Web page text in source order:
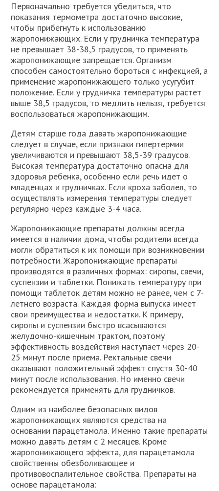
Первоначально требуется убедиться, что
показания термометра достаточно высокие,
чтобы прибегнуть к использованию
жаропонижающих. Если у грудничка температура
не превышает 38-38,5 градусов, то применять
жаропонижающие запрещается. Организм
способен самостоятельно бороться с инфекцией, а
применение жаропонижающего только усугубит
положение. Если у грудничка температуры растет
выше 38,5 градусов, то медлить нельзя, требуется
воспользоваться жаропонижающим.
Детям старше года давать жаропонижающие
следует в случае, если признаки гипертермии
увеличиваются и превышают 38,5-39 градусов.
Высокая температура достаточно опасна для
здоровья ребенка, особенно если речь идет о
младенцах и грудничках. Если кроха заболел, то
осуществлять измерения температуры следует
регулярно через каждые 3-4 часа.
Жаропонижающие препараты должны всегда
имеется в наличии дома, чтобы родители всегда
могли обратиться к их помощи при возникновении
потребности. Жаропонижающие препараты
производятся в различных формах: сиропы, свечи,
суспензии и таблетки. Понижать температуру при
помощи таблеток детям можно не ранее, чем с 7-
летнего возраста. Каждая форма выпуска имеет
свои преимущества и недостатки. К примеру,
сиропы и суспензии быстро всасываются
желудочно-кишечным трактом, поэтому
эффективность воздействия наступает через 20-
25 минут после приема. Ректальные свечи
оказывают положительный эффект спустя 30-40
минут после использования. Но именно свечи
рекомендуется применять для грудничков.
Одним из наиболее безопасных видов
жаропонижающих являются средства на
основании парацетамола. Именно такие препараты
можно давать детям с 2 месяцев. Кроме
жаропонижающего эффекта, для парацетамола
свойственны обезболивающее и
противовоспалительное свойства. Препараты на
основе парацетамола: